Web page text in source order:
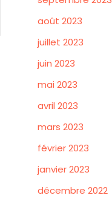
août 2023
juillet 2023
juin 2023
mai 2023
avril 2023
mars 2023
février 2023
janvier 2023
décembre 2022